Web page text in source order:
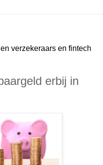
verzekeraars en fintech
erbij in